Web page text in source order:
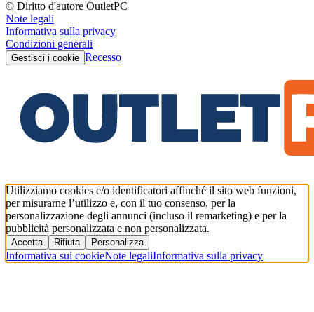
© Diritto d'autore OutletPC
Note legali
Informativa sulla privacy
Condizioni generali
Gestisci i cookie Recesso
Utilizziamo cookies e/o identificatori affinché il sito web funzioni,
per misurarne l’utilizzo e, con il tuo consenso, per la
personalizzazione degli annunci (incluso il remarketing) e per la
pubblicità personalizzata e non personalizzata.
Accetta Rifiuta Personalizza
Informativa sui cookieNote legaliInformativa sulla privacy